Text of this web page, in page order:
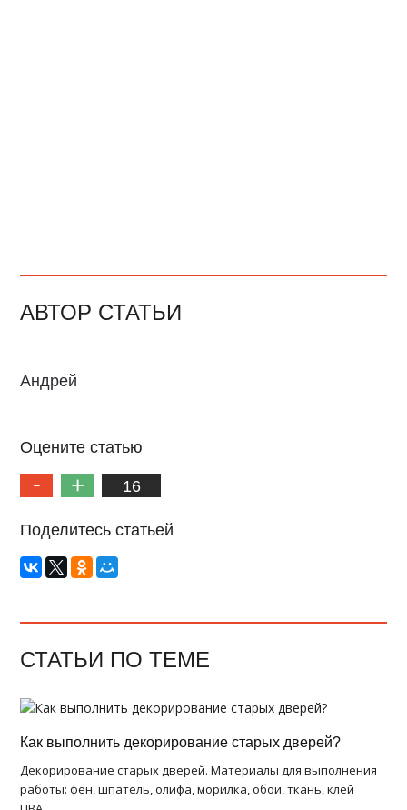
АВТОР СТАТЬИ
Андрей
Оцените статью
16
Поделитесь статьей
СТАТЬИ ПО ТЕМЕ
Как выполнить декорирование старых дверей?
Декорирование старых дверей. Материалы для выполнения
работы: фен, шпатель, олифа, морилка, обои, ткань, клей